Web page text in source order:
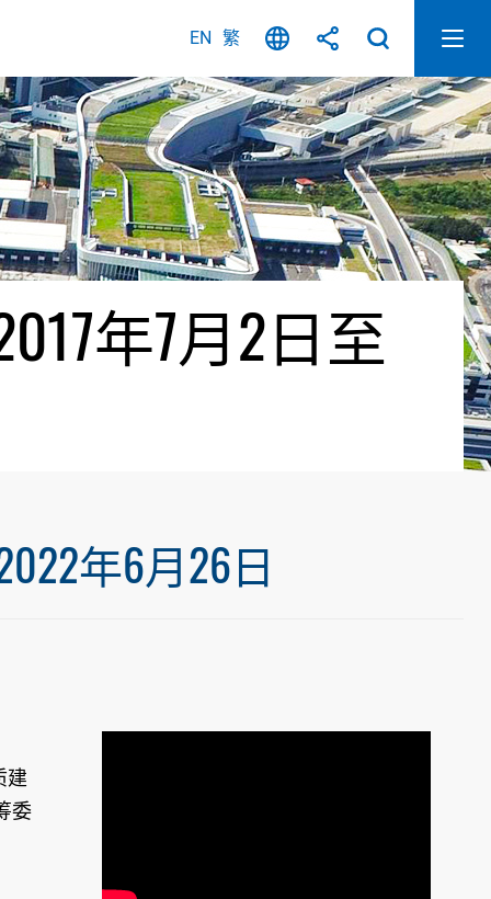
EN 繁
年7月2日至
年6月26日
建
委